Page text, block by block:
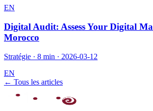
EN
Digital Audit: Assess Your Digital
Morocco
Stratégie · 8 min · 2026-03-12
EN
← Tous les articles